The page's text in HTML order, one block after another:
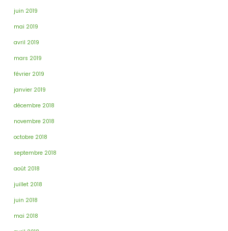
juin 2019
mai 2019
avril 2019
mars 2019
février 2019
janvier 2019
décembre 2018
novembre 2018
octobre 2018
septembre 2018
août 2018
juillet 2018
juin 2018
mai 2018